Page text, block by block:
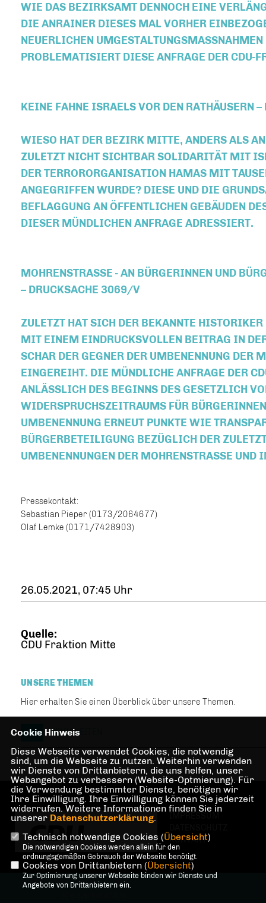
IE DAS BEZIRKSAMT DENNOCH EINE
IE ANRAINER DIESES MAL VORHER
EUERLICHEN UMGESTALTUNGSMASSNAHMEN
OBLEMATISIERT DIESE ANFRAGE DER CDU-
KEINE FAHNE ISRAELS VOR DEN RATHÄUSERN
WIESO HAT DER BEZIRK MITTE, ANDERS ALS
ZULETZT NICHT SICHTBAR SOLIDARITÄT MIT
DER TERRORORGANISATION HAMAS MIT
ANGEGRIFFEN WURDE? DIESE UND DIE
BEFLAGGUNG AN ÖFFENTLICHEN GEBÄUDEN
DIESER MÜNDLICHEN ANFRAGE ADRESSIERT.
MOHRENSTRASSE - AN BÜRGERINNEN UND
DRUCKSACHE 3069/V
ZULETZT HAT SICH DER BEKANNTE
MIT EINEM EINDRUCKSVOLLEN BEITRAG IN
SCHAR DER GEGNER DER UMBENENNUNG DER
INGEREIHT. DIE MÜNDLICHE ANFRAGE DER
NLÄSSLICH DES BEGINNS DES GESETZLICH
IDERSPRUCHSZEITRAUMS FÜR BÜRGERINNEN
MBENENNUNG ERNEUT PUNKTE WIE
ÜRGERBETEILIGUNG BEZÜGLICH DER ZULETZT
MBENENNUNGEN DER MOHRENSTRASSE UND
Pressekontakt:
Sebastian Pieper (0173/2064677)
Olaf Lemke (0171/7428903)
26.05.2021, 07:45 Uhr
Quelle:
CDU Fraktion Mitte
UNSERE THEMEN
Hier erhalten Sie einen Überblick über unsere Themen.
NEUIGKEITEN
KONTAKT
@2026 Carsten Spallek c/o CDU
Cookie Hinweis
Diese Webseite verwendet Cookies, die notwendig
sind, um die Webseite zu nutzen. Weiterhin verwenden
wir Dienste von Drittanbietern, die uns helfen, unser
Webangebot zu verbessern (Website-Optmierung). Für
die Verwendung bestimmter Dienste, benötigen wir
Ihre Einwilligung. Ihre Einwilligung können Sie jederzeit
widerrufen. Weitere Informationen finden Sie in
unserer Datenschutzerklärung.
Technisch notwendige Cookies (Übersicht)
Die notwendigen Cookies werden allein für den
ordnungsgemäßen Gebrauch der Webseite benötigt.
Cookies von Drittanbietern (Übersicht)
Zur Optimierung unserer Webseite binden wir Dienste und
Angebote von Drittanbietern ein.